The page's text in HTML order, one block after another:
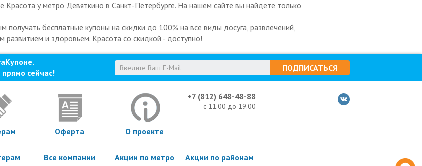
у метро Девяткино в Санкт-Петербурге. На нашем сайте вы найдете только
получать бесплатные купоны на скидки до 100% на все виды досуга, развлечений,
развитием и здоровьем. Красота со скидкой - доступно!
сейчас!
ПОДПИСАТЬСЯ
+7 (812) 648-48-88
с 11.00 до 19.00
Оферта О проекте
Все компании Акции по метро Акции по районам